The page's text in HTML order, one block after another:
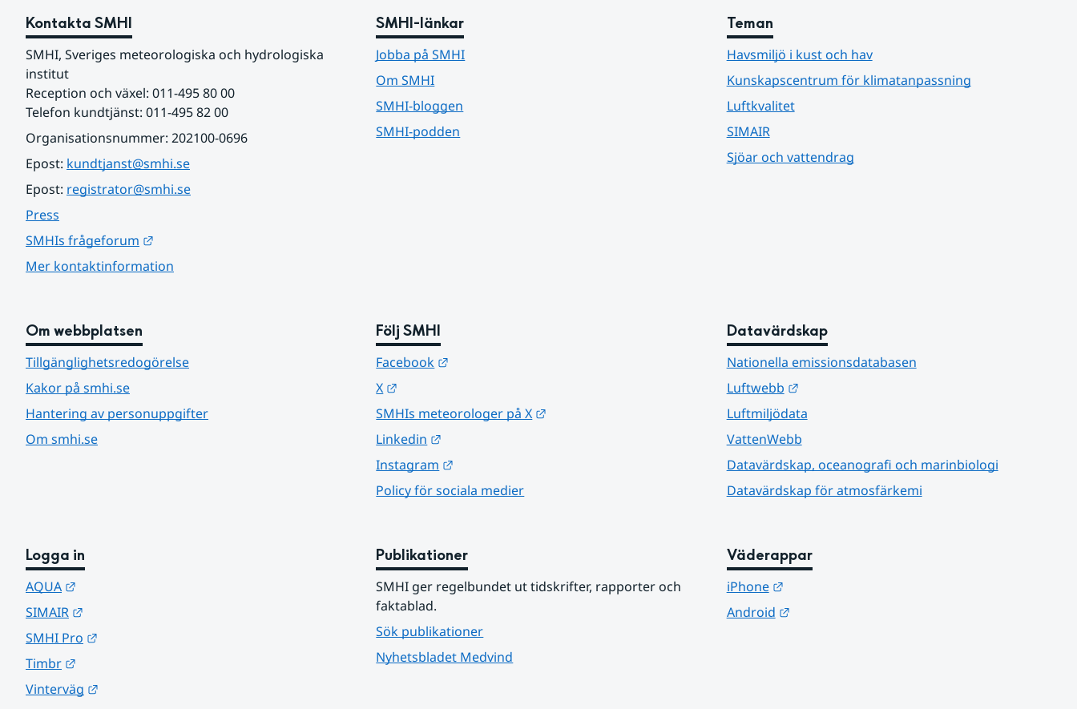
Kontakta SMHI
SMHI, Sveriges meteorologiska och hydrologiska
institut
Reception och växel: 011-495 80 00
Telefon kundtjänst: 011-495 82 00
Organisationsnummer: 202100-0696
Epost: kundtjanst@smhi.se
Epost: registrator@smhi.se
Press
SMHIs frågeforum
Mer kontaktinformation
SMHI-länkar
Jobba på SMHI
Om SMHI
SMHI-bloggen
SMHI-podden
Teman
Havsmiljö i kust och hav
Kunskapscentrum för klimatanpassning
Luftkvalitet
SIMAIR
Sjöar och vattendrag
Om webbplatsen
Tillgänglighetsredogörelse
Kakor på smhi.se
Hantering av personuppgifter
Om smhi.se
Följ SMHI
Facebook
X
SMHIs meteorologer på X
Linkedin
Instagram
Policy för sociala medier
Datavärdskap
Nationella emissionsdatabasen
Luftwebb
Länk till annan webbplats.
Luftmiljödata
VattenWebb
Datavärdskap, oceanografi och marinbiologi
Datavärdskap för atmosfärkemi
Logga in
AQUA
SIMAIR
SMHI Pro
Timbr
Vinterväg
Publikationer
SMHI ger regelbundet ut tidskrifter, rapporter och
faktablad.
Sök publikationer
Nyhetsbladet Medvind
Väderappar
iPhone
Länk till annan webbplats.
Android
Länk till annan webbplats.